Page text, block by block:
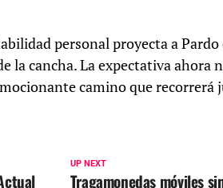
personal proyecta a
la cancha. La expectativa ahora
camino que recorrerá
UP NEXT
Tragamonedas móviles